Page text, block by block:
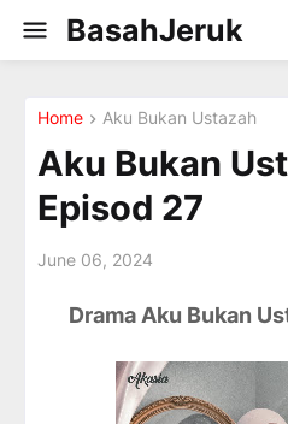
BasahJeruk
Home Aku Bukan Ustazah
Aku Bukan
Episod 27
June 06, 2024
Drama Aku Bukan